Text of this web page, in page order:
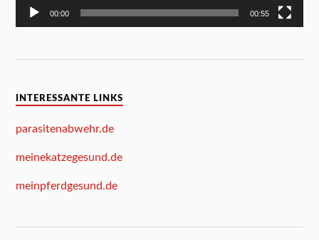
00:00 00:55
INTERESSANTE LINKS
parasitenabwehr.de
meinekatzegesund.de
meinpferdgesund.de